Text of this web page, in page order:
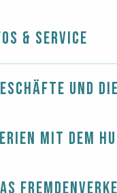
& Service
und
mit dem